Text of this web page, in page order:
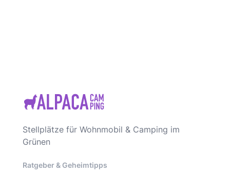
Stellplätze für Wohnmobil & Camping im
Grünen
Ratgeber & Geheimtipps